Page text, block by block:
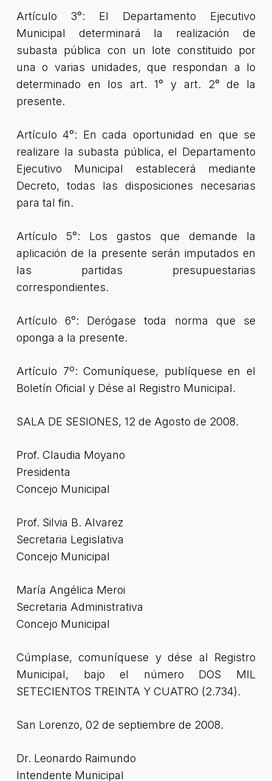
Artículo 3°: El Departamento Ejecutivo
Municipal determinará la realización de
subasta pública con un lote constituido por
una o varias unidades, que respondan a lo
determinado en los art. 1° y art. 2° de la
presente.
Artículo 4°: En cada oportunidad en que se
realizare la subasta pública, el Departamento
Ejecutivo Municipal establecerá mediante
Decreto, todas las disposiciones necesarias
para tal fin.
Artículo 5°: Los gastos que demande la
aplicación de la presente serán imputados en
las partidas presupuestarias
correspondientes.
Artículo 6°: Derógase toda norma que se
oponga a la presente.
Artículo 7º: Comuníquese, publíquese en el
Boletín Oficial y Dése al Registro Municipal.
SALA DE SESIONES, 12 de Agosto de 2008.
Prof. Claudia Moyano
Presidenta
Concejo Municipal
Prof. Silvia B. Alvarez
Secretaria Legislativa
Concejo Municipal
María Angélica Meroi
Secretaria Administrativa
Concejo Municipal
Cúmplase, comuníquese y dése al Registro
Municipal, bajo el número DOS MIL
SETECIENTOS TREINTA Y CUATRO (2.734).
San Lorenzo, 02 de septiembre de 2008.
Dr. Leonardo Raimundo
Intendente Municipal